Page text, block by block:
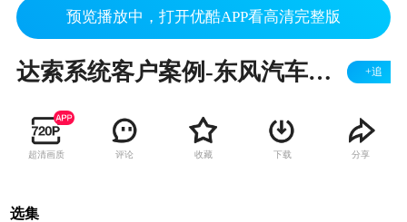
预览播放中，打开优酷APP看高清完整版
达索系统客户案例-东风汽车股份有限公司-平台应用如何制胜传统模式？ +追
超清画质 评论 收藏 下载 分享
选集